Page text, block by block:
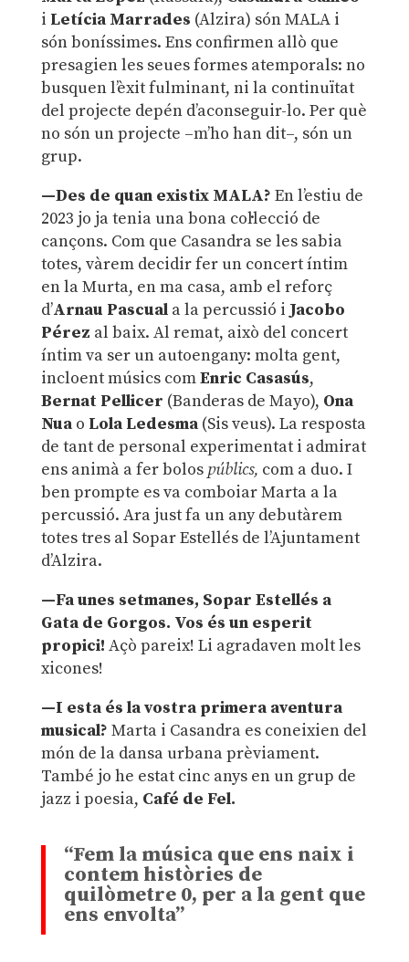
i Letícia Marrades (Alzira) són MALA i
són boníssimes. Ens confirmen allò que
presagien les seues formes atemporals: no
busquen l’èxit fulminant, ni la continuïtat
del projecte depén d’aconseguir-lo. Per què
no són un projecte –m’ho han dit–, són un
grup.
—Des de quan existix MALA? En l’estiu de
2023 jo ja tenia una bona col·lecció de
cançons. Com que Casandra se les sabia
totes, vàrem decidir fer un concert íntim
en la Murta, en ma casa, amb el reforç
d’Arnau Pascual a la percussió i Jacobo
Pérez al baix. Al remat, això del concert
íntim va ser un autoengany: molta gent,
incloent músics comEnric Casasús,
Bernat Pellicer (Banderas de Mayo), Ona
Nuao Lola Ledesma(Sis veus). La resposta
de tant de personal experimentat i admirat
ens animà a fer bolos públics, com a duo. I
ben prompte es va comboiar Marta a la
percussió. Ara just fa un any debutàrem
totes tres al Sopar Estellés de l’Ajuntament
d’Alzira.
—Fa unes setmanes, Sopar Estellés a
Gata de Gorgos. Vos és un esperit
propici! Açò pareix! Li agradaven molt les
xicones!
—I esta és la vostra primera aventura
musical? Marta i Casandra es coneixien del
món de la dansa urbana prèviament.
També jo he estat cinc anys en un grup de
jazz i poesia, Café de Fel.
“Fem la música que ens naix i
contem històries de
quilòmetre 0, per a la gent que
ens envolta”